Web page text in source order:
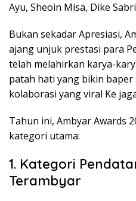
Ayu, Sheoin Misa, Dike
Bukan sekadar Apresiasi,
ajang unjuk prestasi para
telah melahirkan karya-
patah hati yang bikin baper
kolaborasi yang viral Ke
Tahun ini, Ambyar Awards
kategori utama:
1. Kategori
Terambyar